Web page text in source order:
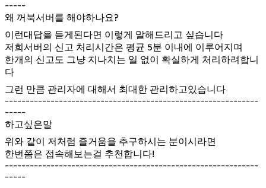
-----
왜 꺼북서버를 해야하나요?
이런대답을 듣게된다면 이렇게 말해드리고 싶습니다
저희서버의 신고 처리시간은 평균 5분 이내에 이루어지며
한개의 신고도 그냥 지나치는 일 없이 확실하게 처리하려합니
다
그런 만큼 관리자에 대해서 최대한 관리하고있습니다
-------------------------------------------------------------
-----
하고싶은말
위와 같이 저처럼 즐거움을 추구하시는 분이시라면
한번쯤은 접속해보는걸 추천합니다!
-------------------------------------------------------------
-----